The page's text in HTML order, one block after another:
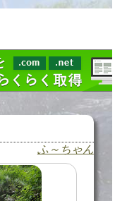
ふ～ちゃん